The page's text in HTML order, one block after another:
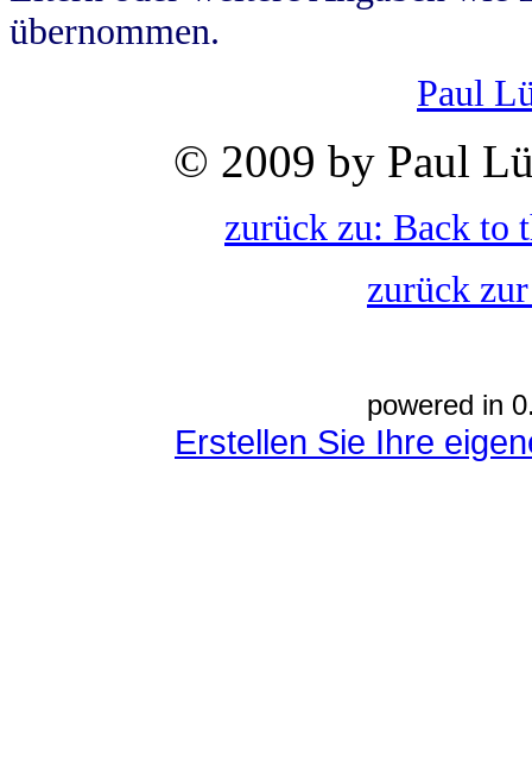
übernommen.
Paul
© 2009 by Paul
zurück zu: Back to
zurück
powered in
Erstellen Sie Ihre